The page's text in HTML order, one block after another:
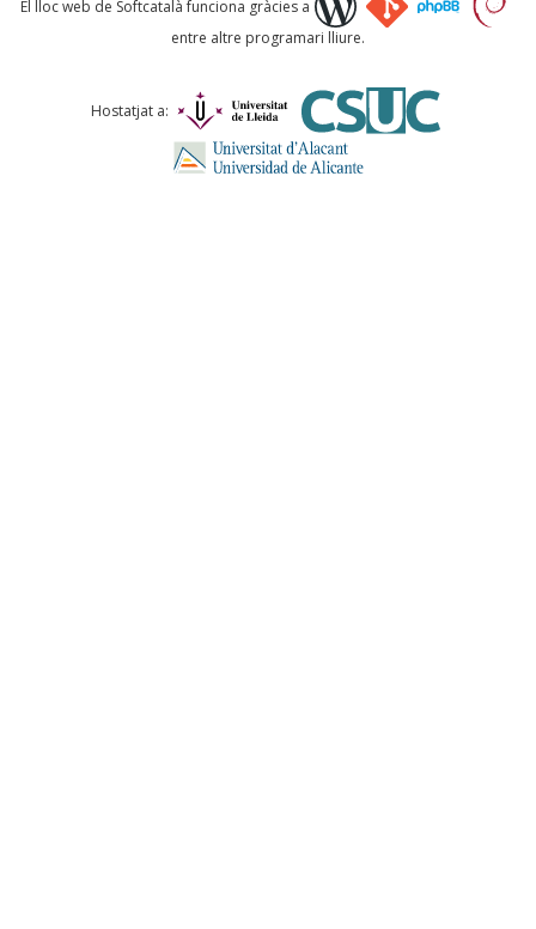
Comentari *
El lloc web de Softcatalà funciona gràcies a
entre altre programari lliure.
Hostatjat a: